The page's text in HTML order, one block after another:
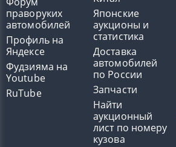
праворуких
автомобилей
Профиль на
Яндексе
Фудзияма на
Youtube
RuTube
Японские
аукционы и
статистика
Доставка
автомобилей
по России
Запчасти
Найти
аукционный
лист по номеру
кузова